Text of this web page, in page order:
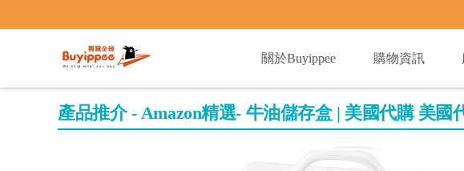
關於Buyippee
購物資訊
產品推介 - Amazon精選- 牛油儲存盒 | 美國代購 美國